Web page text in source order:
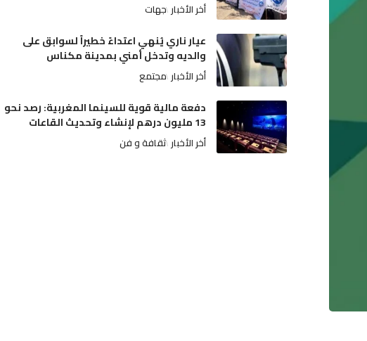
أخر الأخبار جهات
عيار ناري يُنهي اعتداءً خطيراً لسوابق على
والديه وتدخل أمني بمدينة مكناس
أخر الأخبار مجتمع
دفعة مالية قوية للسينما المغربية: رصد نحو
13 مليون درهم لإنشاء وتحديث القاعات
أخر الأخبار ثقافة و فن